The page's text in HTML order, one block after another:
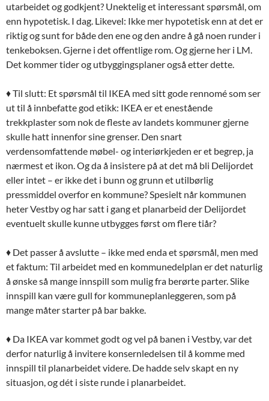
utarbeidet og godkjent? Unektelig et interessant spørsmål, om
enn hypotetisk. I dag. Likevel: Ikke mer hypotetisk enn at det er
riktig og sunt for både den ene og den andre å gå noen runder i
tenkeboksen. Gjerne i det offentlige rom. Og gjerne her i LM.
Det kommer tider og utbyggingsplaner også etter dette.
♦ Til slutt: Et spørsmål til IKEA med sitt gode rennomé som ser
ut til å innbefatte god etikk: IKEA er et enestående
trekkplaster som nok de fleste av landets kommuner gjerne
skulle hatt innenfor sine grenser. Den snart
verdensomfattende møbel- og interiørkjeden er et begrep, ja
nærmest et ikon. Og da å insistere på at det må bli Delijordet
eller intet – er ikke det i bunn og grunn et utilbørlig
pressmiddel overfor en kommune? Spesielt når kommunen
heter Vestby og har satt i gang et planarbeid der Delijordet
eventuelt skulle kunne utbygges først om flere tiår?
♦ Det passer å avslutte – ikke med enda et spørsmål, men med
et faktum: Til arbeidet med en kommunedelplan er det naturlig
å ønske så mange innspill som mulig fra berørte parter. Slike
innspill kan være gull for kommuneplanleggeren, som på
mange måter starter på bar bakke.
♦ Da IKEA var kommet godt og vel på banen i Vestby, var det
derfor naturlig å invitere konsernledelsen til å komme med
innspill til planarbeidet videre. De hadde selv skapt en ny
situasjon, og dét i siste runde i planarbeidet.